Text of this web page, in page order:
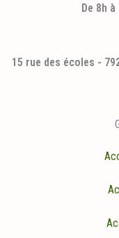
De 8h
15 rue des écoles -